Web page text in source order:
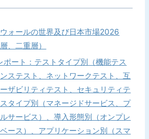
ォールの世界及び日本市場2026
、二重層）
ポート：テストタイプ別（機能テス
ステスト、ネットワークテスト、互
ザビリティテスト、セキュリティテ
タイプ別（マネージドサービス、プ
サービス）、導入形態別（オンプレ
ース）、アプリケーション別（スマ